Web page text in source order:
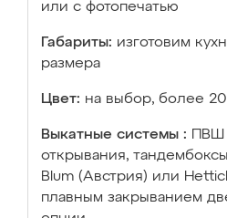
или с фотопечатью
Габариты: изготовим
размера
Цвет: на выбор, более
Выкатные системы :
открывания,
Blum (Австрия) или
плавным закрыванием